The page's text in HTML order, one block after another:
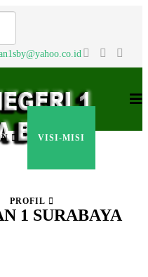
VISI-MISI
PROFIL
1 SURABAYA